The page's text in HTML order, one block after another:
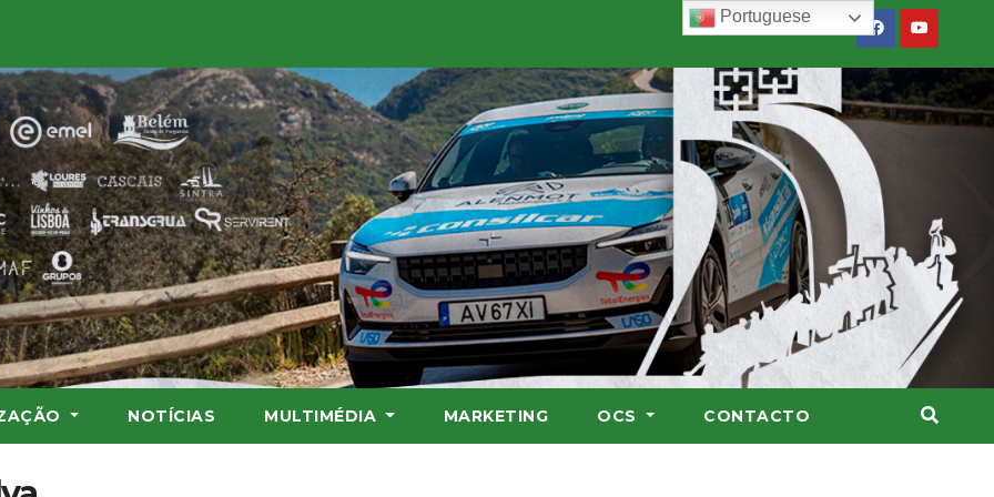
NOTÍCIAS MULTIMÉDIA MARKETING OCS CONTACTO
Portuguese